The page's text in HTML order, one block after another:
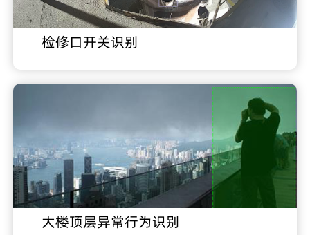
检修口开关识别
大楼顶层异常行为识别